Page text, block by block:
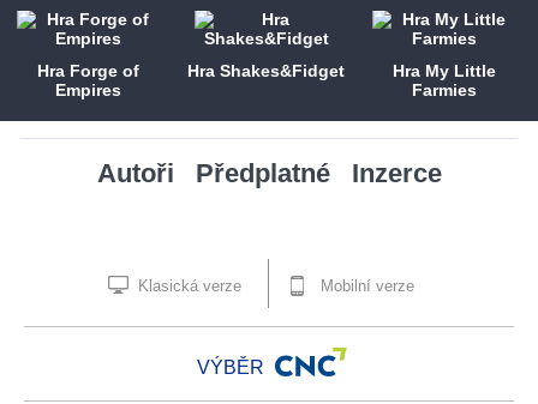
Hra Forge of
Empires
Hra Shakes&Fidget
Hra My Little
Farmies
Autoři Předplatné Inzerce
Klasická verze Mobilní verze
VÝBĚR